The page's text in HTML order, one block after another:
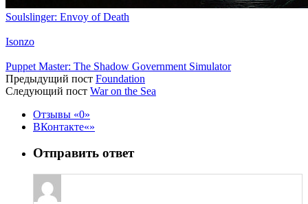
Soulslinger: Envoy of Death
Isonzo
Puppet Master: The Shadow Government Simulator
Предыдущий пост Foundation
Следующий пост War on the Sea
Отзывы
0
ВКонтакте
Отправить ответ